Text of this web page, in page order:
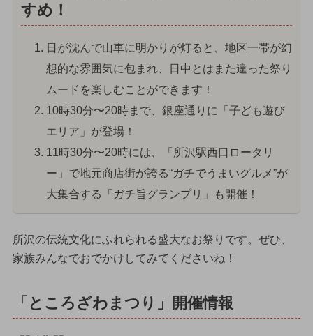
すめ！
日が沈んで山車に明かりが灯ると、地区一帯が幻
想的な雰囲気に包まれ、日中とはまた違った祭り
ムードを楽しむことができます！
10時30分〜20時まで、銀座通りに「子ども遊び
エリア」が登場！
11時30分〜20時には、「所沢駅西口ロータリ
ー」で地元商店街が誇る“ガチでうまいグルメ”が
大集合する「ガチ旨グランプリ」も開催！
所沢の伝統文化にふれられる盛大なお祭りです。ぜひ、
家族みんなでおでかけしてみてくださいね！
「ところざわまつり」開催情報